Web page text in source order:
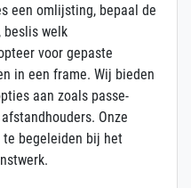
een omlijsting, bepaal de
beslis welk
voor gepaste
in een frame. Wij bieden
aan zoals passe-
Onze
begeleiden bij het